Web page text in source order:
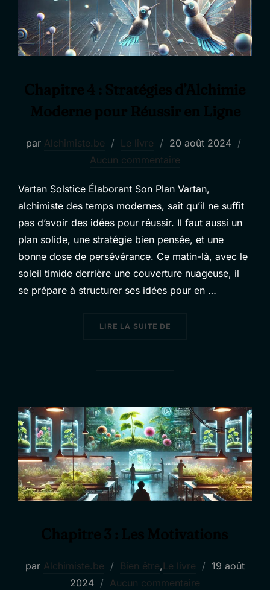
par Alchimiste.be Le livre
Publié
le
20 août 2024
Aucun commentaire
Vartan Solstice Élaborant Son Plan Vartan,
alchimiste des temps modernes, sait qu’il ne suffit
pas d’avoir des idées pour réussir. Il faut aussi un
plan solide, une stratégie bien pensée, et une
bonne dose de persévérance. Ce matin-là, avec le
soleil timide derrière une couverture nuageuse, il
se prépare à structurer ses idées pour en …
LIRE LA SUITE DE
par Alchimiste.be Bien être, Le livre
Publié
19 août
2024
Aucun commentaire